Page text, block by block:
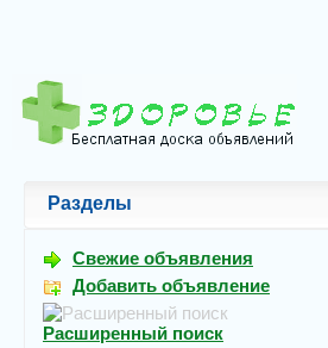
Разделы
Свежие объявления
Добавить объявление
Расширенный поиск